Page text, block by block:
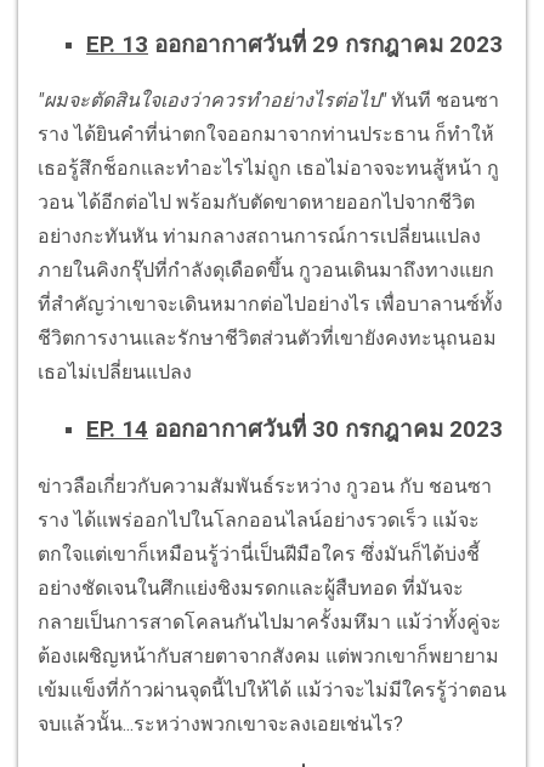
EP. 13 ออกอากาศวันที่ 29 กรกฎาคม 2023
"ผมจะตัดสินใจเองว่าควรทำอย่างไรต่อไป"ทันที ชอนซา
ราง ได้ยินคำที่น่าตกใจออกมาจากท่านประธาน ก็ทำให้
เธอรู้สึกช็อกและทำอะไรไม่ถูก เธอไม่อาจจะทนสู้หน้า กู
วอน ได้อีกต่อไป พร้อมกับตัดขาดหายออกไปจากชีวิต
อย่างกะทันหัน ท่ามกลางสถานการณ์การเปลี่ยนแปลง
ภายในคิงกรุ๊ปที่กำลังดุเดือดขึ้น กูวอนเดินมาถึงทางแยก
ที่สำคัญว่าเขาจะเดินหมากต่อไปอย่างไร เพื่อบาลานซ์ทั้ง
ชีวิตการงานและรักษาชีวิตส่วนตัวที่เขายังคงทะนุถนอม
เธอไม่เปลี่ยนแปลง
EP. 14 ออกอากาศวันที่ 30 กรกฎาคม 2023
ข่าวลือเกี่ยวกับความสัมพันธ์ระหว่าง กูวอน กับ ชอนซา
ราง ได้แพร่ออกไปในโลกออนไลน์อย่างรวดเร็ว แม้จะ
ตกใจแต่เขาก็เหมือนรู้ว่านี่เป็นฝีมือใคร ซึ่งมันก็ได้บ่งชี้
อย่างชัดเจนในศึกแย่งชิงมรดกและผู้สืบทอด ที่มันจะ
กลายเป็นการสาดโคลนกันไปมาครั้งมหึมา แม้ว่าทั้งคู่จะ
ต้องเผชิญหน้ากับสายตาจากสังคม แต่พวกเขาก็พยายาม
เข้มแข็งที่ก้าวผ่านจุดนี้ไปให้ได้ แม้ว่าจะไม่มีใครรู้ว่าตอน
จบแล้วนั้น...ระหว่างพวกเขาจะลงเอยเช่นไร?